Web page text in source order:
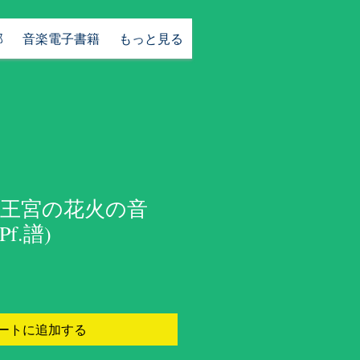
音楽電子書籍 もっと見る
宮の花火の音
譜)
トに追加する